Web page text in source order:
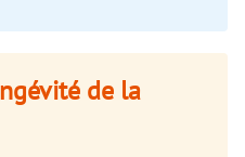
de la